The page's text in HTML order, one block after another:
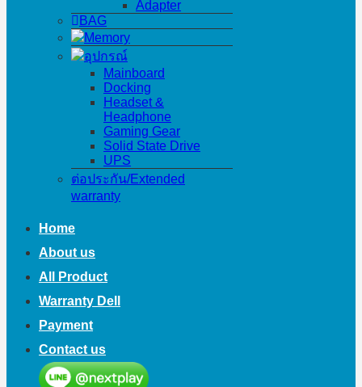
Adapter
BAG
Memory
อุปกรณ์
Mainboard
Docking
Headset &
Headphone
Gaming Gear
Solid State Drive
UPS
ต่อประกัน/Extended
warranty
Home
About us
All Product
Warranty Dell
Payment
Contact us